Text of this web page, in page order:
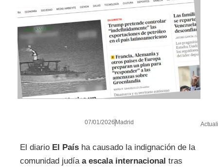
07/01/2026 Madrid
El diario El Paísha causado la indignación de la
comunidad judía a escala internacional tras